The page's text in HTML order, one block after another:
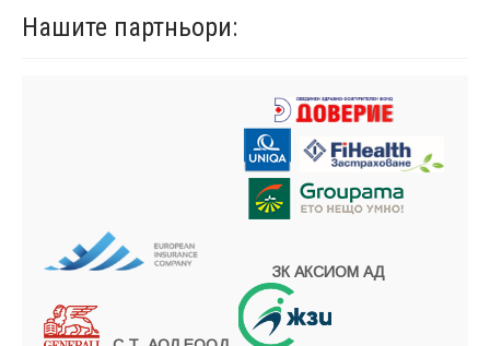
Нашите партньори:
ЗК АКСИОМ АД